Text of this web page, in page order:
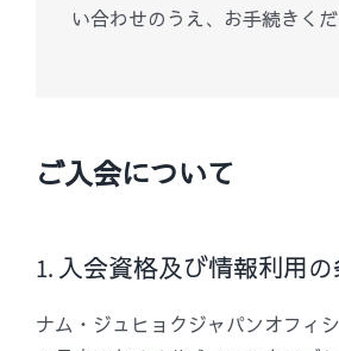
い合わせのうえ、お手続きくだ
ご入会について
1. 入会資格及び情報利用
ナム・ジュヒョクジャパンオフィ